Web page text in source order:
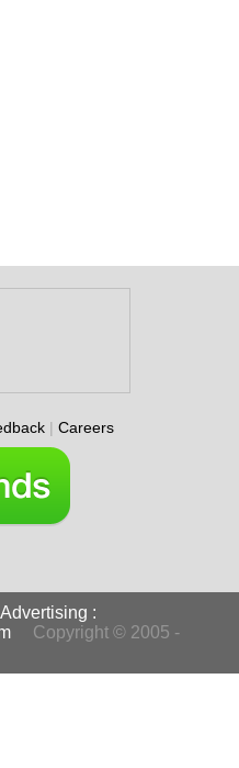
| Careers
:
Copyright © 2005 -